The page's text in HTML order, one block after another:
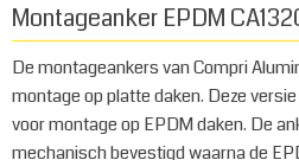
Montageanker EPDM
De montageankers van Compri
montage op platte daken. Deze
voor montage op EPDM daken. De
mechanisch bevestigd waarna de